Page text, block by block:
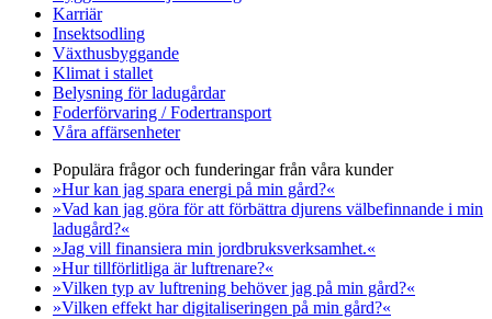
Karriär
Insektsodling
Växthusbyggande
Klimat i stallet
Belysning för ladugårdar
Foderförvaring / Fodertransport
Våra affärsenheter
Populära frågor och funderingar från våra kunder
»Hur kan jag spara energi på min gård?«
»Vad kan jag göra för att förbättra djurens välbefinnande i min
ladugård?«
»Jag vill finansiera min jordbruksverksamhet.«
»Hur tillförlitliga är luftrenare?«
»Vilken typ av luftrening behöver jag på min gård?«
»Vilken effekt har digitaliseringen på min gård?«